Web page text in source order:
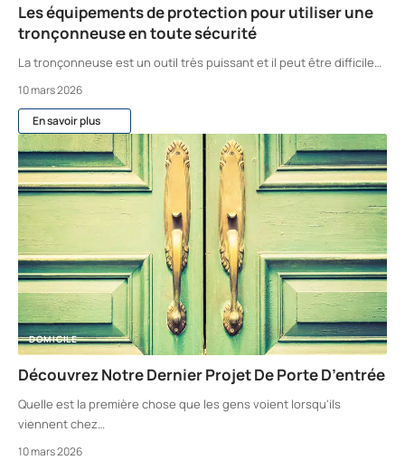
Les équipements de protection pour utiliser une
tronçonneuse en toute sécurité
La tronçonneuse est un outil très puissant et il peut être difficile
10 mars 2026
En savoir plus
DOMICILE
Découvrez Notre Dernier Projet De Porte D’entrée
Quelle est la première chose que les gens voient lorsqu'ils
viennent chez…
10 mars 2026